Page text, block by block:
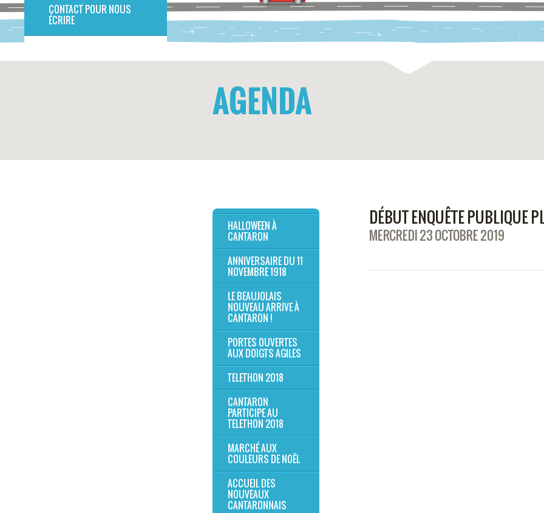
CONTACT POUR NOUS
ÉCRIRE
AGENDA
HALLOWEEN À
CANTARON
ANNIVERSAIRE DU 11
NOVEMBRE 1918
LE BEAUJOLAIS
NOUVEAU ARRIVE À
CANTARON !
PORTES OUVERTES
AUX DOIGTS AGILES
TELETHON 2018
CANTARON
PARTICIPE AU
TELETHON 2018
MARCHÉ AUX
COULEURS DE NOËL
ACCUEIL DES
NOUVEAUX
CANTARONNAIS
DÉBUT ENQUÊTE PUBLIQUE
MERCREDI 23 OCTOBRE 2019